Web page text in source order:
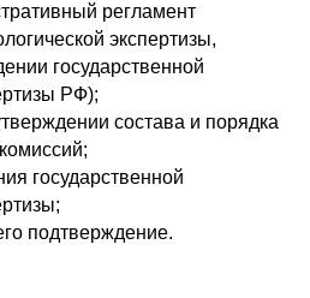
регламент
экспертизы,
государственной
РФ);
состава и порядка
государственной
подтверждение.